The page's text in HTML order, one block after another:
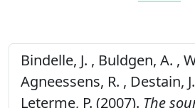
Bindelle, J. , Buldgen, A. ,
Agneessens, R. , Destain,
Leterme, P. (2007). The